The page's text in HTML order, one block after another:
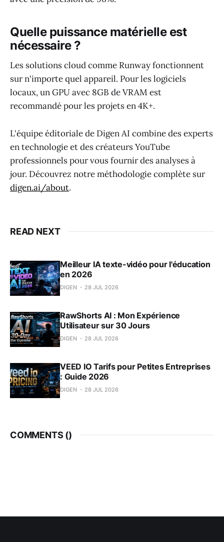
Quelle puissance matérielle est
nécessaire ?
Les solutions cloud comme Runway fonctionnent
sur n'importe quel appareil. Pour les logiciels
locaux, un GPU avec 8GB de VRAM est
recommandé pour les projets en 4K+.
L'équipe éditoriale de Digen AI combine des experts
en technologie et des créateurs YouTube
professionnels pour vous fournir des analyses à
jour. Découvrez notre méthodologie complète sur
digen.ai/about.
READ NEXT
Meilleur IA texte-vidéo pour l'éducation
en 2026
DIGEN 28 JUL 2026
RawShorts AI : Mon Expérience
Utilisateur sur 30 Jours
DIGEN 28 JUL 2026
VEED IO Tarifs pour Petites Entreprises
: Guide 2026
DIGEN 28 JUL 2026
COMMENTS ()